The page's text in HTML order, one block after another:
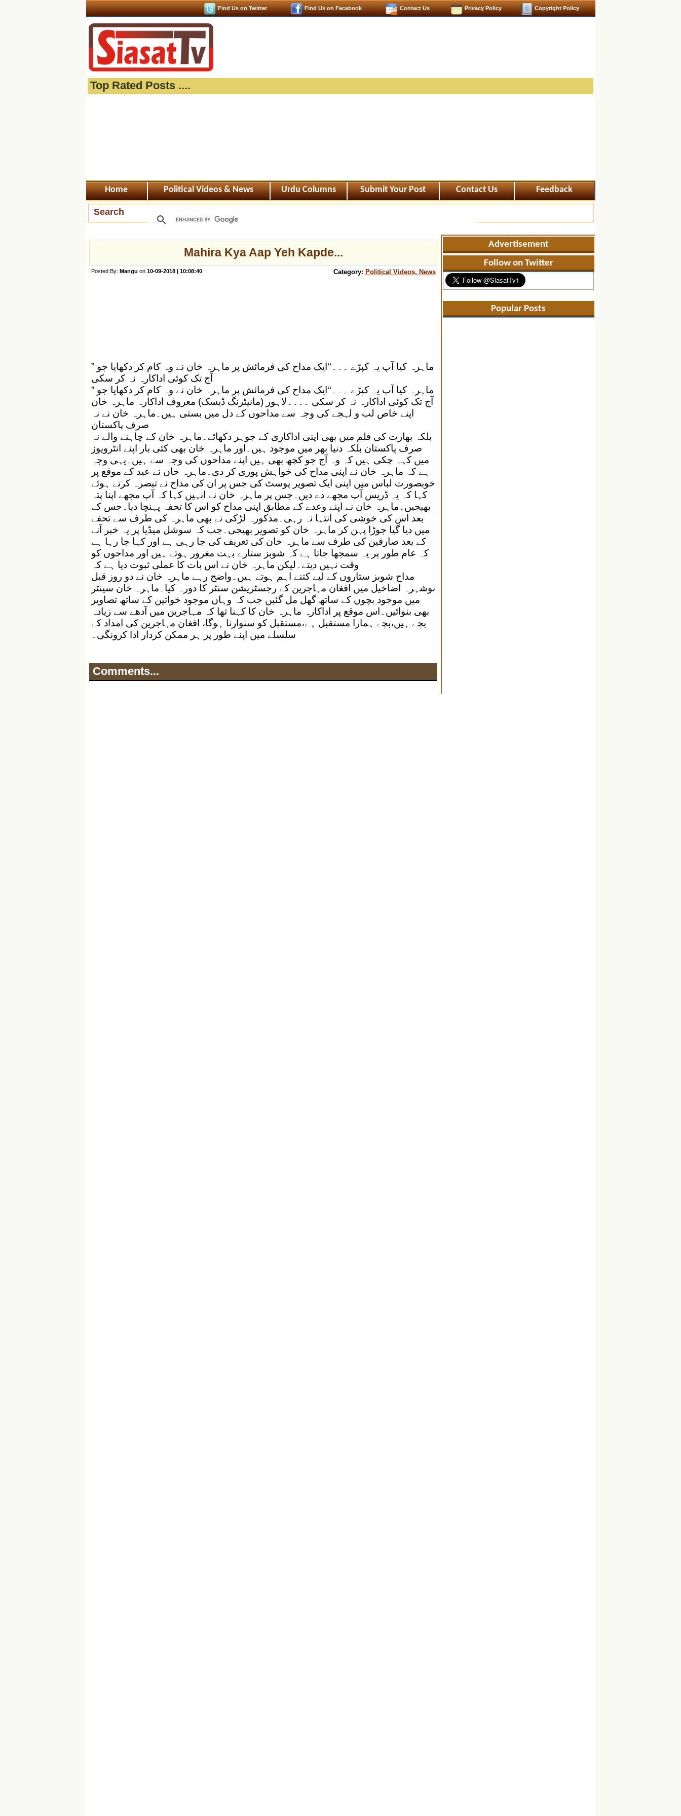
Copyright Policy
Privacy Policy
Contact Us
Find Us on Facebook
Find Us on Twitter
Top Rated Posts ....
Home Political Videos & News Urdu Columns Submit Your Post Contact Us Feedback
Search
Mahira Kya Aap Yeh Kapde...
Posted By: Mangu on 10-09-2018 | 10:08:40 Category: Political Videos, News
” ماہرہ کیا آپ یہ کپڑے ۔۔۔‘‘ایک مداح کی فرمائش پر ماہرہ خان نے وہ کام کر دکھایا جو
آج تک کوئی اداکارہ نہ کر سکی
” ماہرہ کیا آپ یہ کپڑے ۔۔۔‘‘ایک مداح کی فرمائش پر ماہرہ خان نے وہ کام کر دکھایا جو
آج تک کوئی اداکارہ نہ کر سکی ۔۔۔۔لاہور (مانیٹرنگ ڈیسک) معروف اداکارہ ماہرہ خان
اپنے خاص لب و لہجے کی وجہ سے مداحوں کے دل میں بستی ہیں۔ماہرہ خان نے نہ
صرف پاکستان
بلکہ بھارت کی فلم میں بھی اپنی اداکاری کے جوہر دکھائے۔ماہرہ خان کے چاہنے والے نہ
صرف پاکستان بلکہ دنیا بھر میں موجود ہیں۔اور ماہرہ خان بھی کئی بار اپنے انٹرویوز
میں کہہ چکی ہیں کہ وہ آج جو کچھ بھی ہیں اپنے مداحوں کی وجہ سے ہیں۔یہی وجہ
ہے کہ ماہرہ خان نے اپنی مداح کی خواہش پوری کر دی۔ماہرہ خان نے عید کے موقع پر
خوبصورت لباس میں اپنی ایک تصویر پوسٹ کی جس پر ان کی مداح نے تبصرہ کرتے ہوئے
کہا کہ یہ ڈریس آپ مجھے دے دیں۔جس پر ماہرہ خان نے انہیں کہا کہ آپ مجھے اپنا پتہ
بھیجیں۔ماہرہ خان نے اپنے وعدے کے مطابق اپنی مداح کو اس کا تحفہ پہنچا دیا۔جس کے
بعد اس کی خوشی کی انتہا نہ رہی۔مذکورہ لڑکی نے بھی ماہرہ کی طرف سے تحفے
میں دیا گیا جوڑا پہن کر ماہرہ خان کو تصویر بھیجی۔جب کہ سوشل میڈیا پر یہ خبر آنے
کے بعد صارفین کی طرف سے ماہرہ خان کی تعریف کی جا رہی ہے اور کہا جا رہا ہے
کہ عام طور پر یہ سمجھا جاتا ہے کہ شوبز ستارے بہت مغرور ہوتے ہیں اور مداحوں کو
وقت نہیں دیتے۔لیکن ماہرہ خان نے اس بات کا عملی ثبوت دیا ہے کہ
مداح شوبز ستاروں کے لیے کتنے اہم ہوتے ہیں۔واضح رہے ماہرہ خان نے دو روز قبل
نوشہرہ اضاخیل میں افغان مہاجرین کے رجسٹریشن سنٹر کا دورہ کیا۔ماہرہ خان سینٹر
میں موجود بچوں کے ساتھ گھل مل گئیں جب کہ وہاں موجود خواتین کے ساتھ تصاویر
بھی بنوائیں۔اس موقع پر اداکارہ ماہرہ خان کا کہنا تھا کہ مہاجرین میں آدھے سے زیادہ
بچے ہیں،بچے ہمارا مستقبل ہے،مستقبل کو سنوارنا ہوگا، افغان مہاجرین کی امداد کے
سلسلے میں اپنے طور پر ہر ممکن کردار ادا کرونگی۔
Comments...
Advertisement
Follow on Twitter
Popular Posts